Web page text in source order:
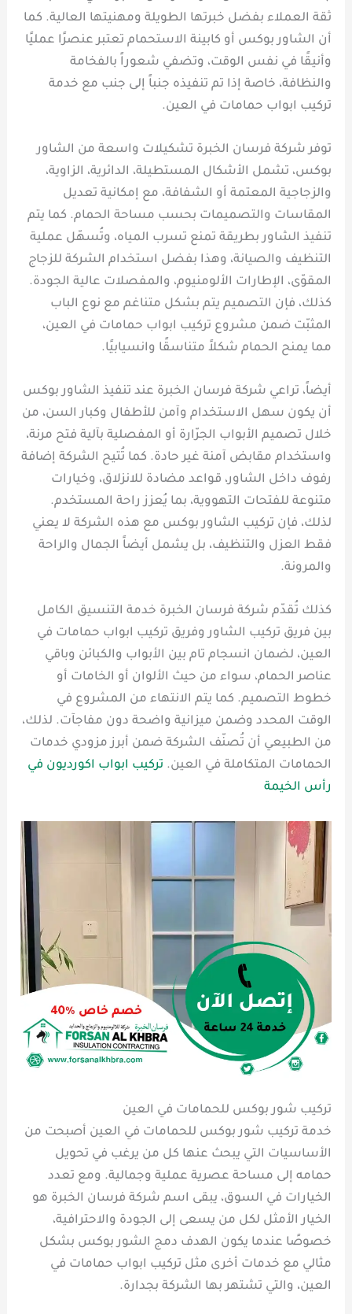
ثقة العملاء بفضل خبرتها الطويلة ومهنيتها العالية. كما
أن الشاور بوكس أو كابينة الاستحمام تعتبر عنصرًا عمليًا
وأنيقًا في نفس الوقت، وتضفي شعوراً بالفخامة
والنظافة، خاصة إذا تم تنفيذه جنباً إلى جنب مع خدمة
تركيب ابواب حمامات في العين.
توفر شركة فرسان الخبرة تشكيلات واسعة من الشاور
بوكس، تشمل الأشكال المستطيلة، الدائرية، الزاوية،
والزجاجية المعتمة أو الشفافة، مع إمكانية تعديل
المقاسات والتصميمات بحسب مساحة الحمام. كما يتم
تنفيذ الشاور بطريقة تمنع تسرب المياه، وتُسهّل عملية
التنظيف والصيانة، وهذا بفضل استخدام الشركة للزجاج
المقوّى، الإطارات الألومنيوم، والمفصلات عالية الجودة.
كذلك، فإن التصميم يتم بشكل متناغم مع نوع الباب
المثبّت ضمن مشروع تركيب ابواب حمامات في العين،
مما يمنح الحمام شكلاً متناسقًا وانسيابيًا.
أيضاً، تراعي شركة فرسان الخبرة عند تنفيذ الشاور بوكس
أن يكون سهل الاستخدام وآمن للأطفال وكبار السن، من
خلال تصميم الأبواب الجرّارة أو المفصلية بآلية فتح مرنة،
واستخدام مقابض آمنة غير حادة. كما تُتيح الشركة إضافة
رفوف داخل الشاور، قواعد مضادة للانزلاق، وخيارات
متنوعة للفتحات التهووية، بما يُعزز راحة المستخدم.
لذلك، فإن تركيب الشاور بوكس مع هذه الشركة لا يعني
فقط العزل والتنظيف، بل يشمل أيضاً الجمال والراحة
والمرونة.
كذلك تُقدّم شركة فرسان الخبرة خدمة التنسيق الكامل
بين فريق تركيب الشاور وفريق تركيب ابواب حمامات في
العين، لضمان انسجام تام بين الأبواب والكبائن وباقي
عناصر الحمام، سواء من حيث الألوان أو الخامات أو
خطوط التصميم. كما يتم الانتهاء من المشروع في
الوقت المحدد وضمن ميزانية واضحة دون مفاجآت. لذلك،
من الطبيعي أن تُصنّف الشركة ضمن أبرز مزودي خدمات
الحمامات المتكاملة في العين. تركيب ابواب اكورديون في
رأس الخيمة
تركيب شور بوكس للحمامات في العين
خدمة تركيب شور بوكس للحمامات في العين أصبحت من
الأساسيات التي يبحث عنها كل من يرغب في تحويل
حمامه إلى مساحة عصرية عملية وجمالية. ومع تعدد
الخيارات في السوق، يبقى اسم شركة فرسان الخبرة هو
الخيار الأمثل لكل من يسعى إلى الجودة والاحترافية،
خصوصًا عندما يكون الهدف دمج الشور بوكس بشكل
مثالي مع خدمات أخرى مثل تركيب ابواب حمامات في
العين، والتي تشتهر بها الشركة بجدارة.